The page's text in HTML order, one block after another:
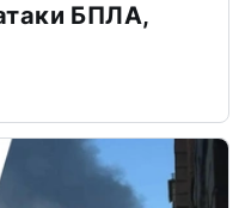
БПЛА,